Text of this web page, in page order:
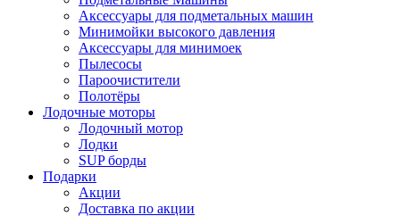
Аксессуары для подметальных машин
Минимойки высокого давления
Аксессуары для минимоек
Пылесосы
Пароочистители
Полотёры
Лодочные моторы
Лодочный мотор
Лодки
SUP борды
Подарки
Акции
Доставка по акции